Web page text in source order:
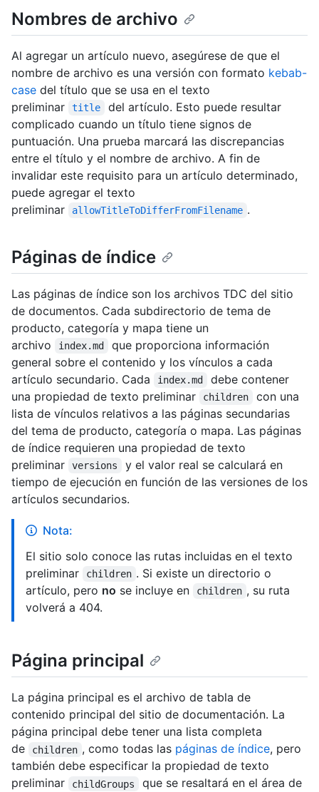
Nombres de archivo
Al agregar un artículo nuevo, asegúrese de que el
nombre de archivo es una versión con formato kebab-
case del título que se usa en el texto
preliminar
title
del artículo. Esto puede resultar
complicado cuando un título tiene signos de
puntuación. Una prueba marcará las discrepancias
entre el título y el nombre de archivo. A fin de
invalidar este requisito para un artículo determinado,
puede agregar el texto
preliminar
allowTitleToDifferFromFilename .
Páginas de índice
Las páginas de índice son los archivos TDC del sitio
de documentos. Cada subdirectorio de tema de
producto, categoría y mapa tiene un
archivo
index.md
que proporciona información
general sobre el contenido y los vínculos a cada
artículo secundario. Cada
index.md
debe contener
una propiedad de texto preliminar
children
con una
lista de vínculos relativos a las páginas secundarias
del tema de producto, categoría o mapa. Las páginas
de índice requieren una propiedad de texto
preliminar
versions
y el valor real se calculará en
tiempo de ejecución en función de las versiones de los
artículos secundarios.
Nota:
El sitio solo conoce las rutas incluidas en el texto
preliminar
children . Si existe un directorio o
artículo, pero no se incluye en children , su ruta
volverá a 404.
Página principal
La página principal es el archivo de tabla de
contenido principal del sitio de documentación. La
página principal debe tener una lista completa
de
children , como todas las páginas de índice, pero
también debe especificar la propiedad de texto
preliminar
childGroups
que se resaltará en el área de